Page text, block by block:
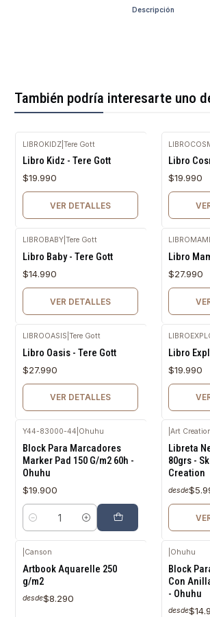
Descripción
También podría interesarte uno
LIBROKIDZ| Tere Gott
Libro Kidz - Tere Gott
$19.990
VER DETALLES
Libro
$19.990
LIBROBABY| Tere Gott
Libro Baby - Tere Gott
$14.990
VER DETALLES
Libro
$27.990
LIBROOASIS Tere Gott
Libro Oasis - Tere Gott
$27.990
VER DETALLES
Libro
$19.990
Y44-83000-44 Ohuhu
Block Para Marcadores
Marker Pad 150 G/m2 60h -
Ohuhu
$19.900
Cantidad
Art
Libreta
80grs -
Creation
desde
Canson
Artbook Aquarelle 250
g/m2
desde$8.290
Ohuhu
Block
Con
- Ohuhu
desde